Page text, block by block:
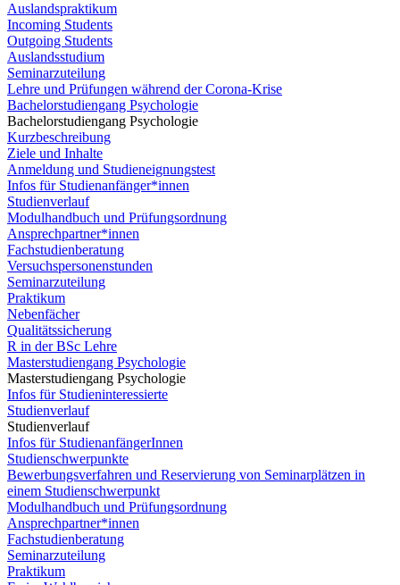
Auslandspraktikum
Incoming Students
Outgoing Students
Auslandsstudium
Seminarzuteilung
Lehre und Prüfungen während der Corona-Krise
Bachelorstudiengang Psychologie
Bachelorstudiengang Psychologie
Kurzbeschreibung
Ziele und Inhalte
Anmeldung und Studieneignungstest
Infos für Studienanfänger*innen
Studienverlauf
Modulhandbuch und Prüfungsordnung
Ansprechpartner*innen
Fachstudienberatung
Versuchspersonenstunden
Seminarzuteilung
Praktikum
Nebenfächer
Qualitätssicherung
R in der BSc Lehre
Masterstudiengang Psychologie
Masterstudiengang Psychologie
Infos für Studieninteressierte
Studienverlauf
Studienverlauf
Infos für StudienanfängerInnen
Studienschwerpunkte
Bewerbungsverfahren und Reservierung von Seminarplätzen in
einem Studienschwerpunkt
Modulhandbuch und Prüfungsordnung
Ansprechpartner*innen
Fachstudienberatung
Seminarzuteilung
Praktikum